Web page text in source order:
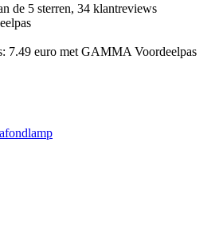
de 5 sterren, 34 klantreviews
7.49 euro met GAMMA Voordeelpas